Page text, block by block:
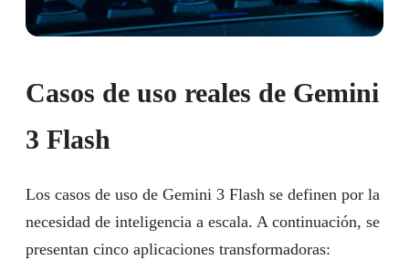
Casos de uso reales de Gemini
3 Flash
Los casos de uso de Gemini 3 Flash se definen por la
necesidad de inteligencia a escala. A continuación, se
presentan cinco aplicaciones transformadoras: